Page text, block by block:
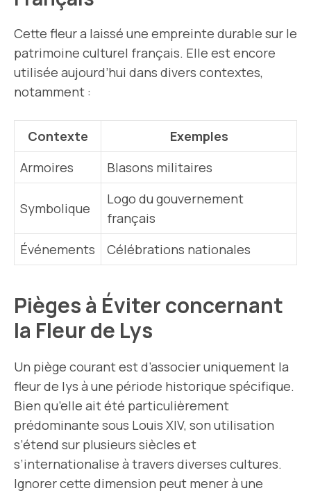
Cette fleur a laissé une empreinte durable sur le
patrimoine culturel français. Elle est encore
utilisée aujourd’hui dans divers contextes,
notamment :
Contexte
Exemples
Armoires
Blasons militaires
Symbolique
Logo du gouvernement
français
Événements
Célébrations nationales
Pièges à Éviter concernant
la Fleur de Lys
Un piège courant est d’associer uniquement la
fleur de lys à une période historique spécifique.
Bien qu’elle ait été particulièrement
prédominante sous Louis XIV, son utilisation
s’étend sur plusieurs siècles et
s’internationalise à travers diverses cultures.
Ignorer cette dimension peut mener à une